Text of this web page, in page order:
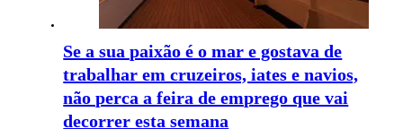
Se a sua paixão é o mar e gostava de
trabalhar em cruzeiros, iates e navios,
não perca a feira de emprego que vai
decorrer esta semana